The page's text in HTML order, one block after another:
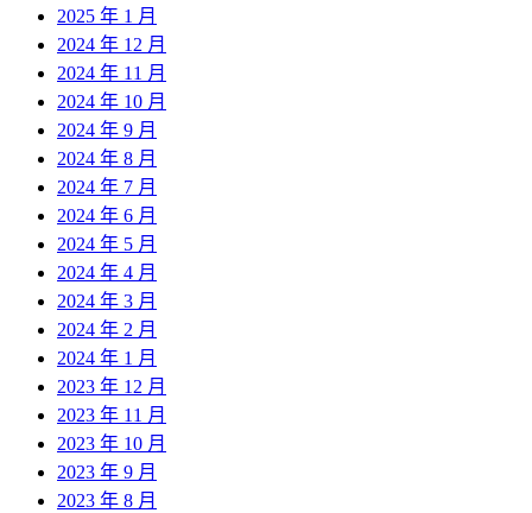
2025 年 1 月
2024 年 12 月
2024 年 11 月
2024 年 10 月
2024 年 9 月
2024 年 8 月
2024 年 7 月
2024 年 6 月
2024 年 5 月
2024 年 4 月
2024 年 3 月
2024 年 2 月
2024 年 1 月
2023 年 12 月
2023 年 11 月
2023 年 10 月
2023 年 9 月
2023 年 8 月